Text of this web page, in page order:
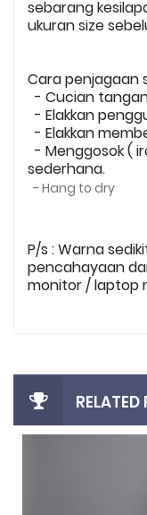
sebarang
ukuran size
Cara penjagaan
- Cucian
- Elakkan
- Elakkan
- Menggosok (
sederhana.
- Hang to dry
P/s : Warna
pencahayaan
monitor / laptop
RELATED